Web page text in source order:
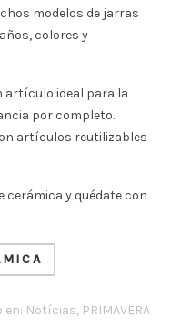
modelos de jarras
colores y
artículo ideal para la
por completo.
artículos reutilizables
cerámica y quédate con
en: Notícias, PRIMAVERA